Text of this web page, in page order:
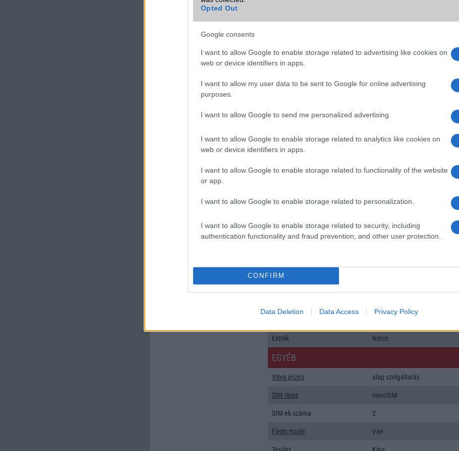
Opted Out
Google consents
I want to allow Google to enable storage related to advertising like cookies on
web or device identifiers in apps.
I want to allow my user data to be sent to Google for online advertising
purposes.
I want to allow Google to send me personalized advertising.
I want to allow Google to enable storage related to analytics like cookies on
web or device identifiers in apps.
I want to allow Google to enable storage related to functionality of the website
or app.
I want to allow Google to enable storage related to personalization.
I want to allow Google to enable storage related to security, including
authentication functionality and fraud prevention, and other user protection.
CONFIRM
Data Deletion Data Access Privacy Policy
TV/USB kapcsolat OtG (On-the-Go USB)
BDS (Kína), Galileo (EU), QZSS
Típus Silicium-Carbon
Az akkumulátor nem vehetõ ki!
Gyorstöltés
Flash/Ujjlenyomat olvasó Fingerprint sensor
Organizer alap szolgáltatás
T9 szótár
Extrák Nincs
EGYÉB
Vibra jelzés alap szolgáltatás
SIM típus nanoSIM
SIM-ek száma 2
Flight mode Van